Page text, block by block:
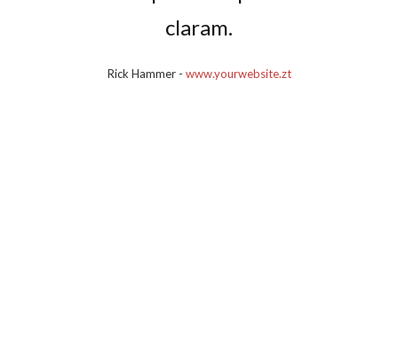
claram.
Rick Hammer- www.yourwebsite.zt